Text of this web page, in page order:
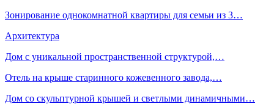
Зонирование однокомнатной квартиры для семьи из 3…
Архитектура
Дом с уникальной пространственной структурой,…
Отель на крыше старинного кожевенного завода,…
Дом со скульптурной крышей и светлыми динамичными…